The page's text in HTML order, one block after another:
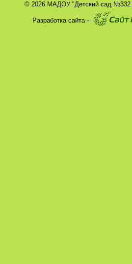
© 2026 МАДОУ "Детский сад №332
Разработка сайта –